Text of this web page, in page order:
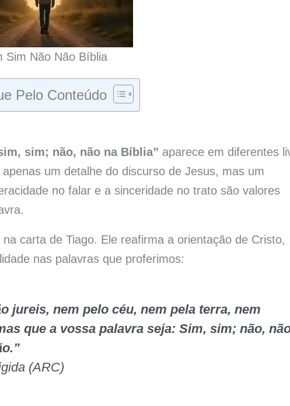
Sim Não Não Bíblia
Pelo Conteúdo
sim; não, não na Bíblia” aparece em diferentes
um detalhe do discurso de Jesus, mas um
no falar e a sinceridade no trato são valores
carta de Tiago. Ele reafirma a orientação de Cristo,
nas palavras que proferimos:
jureis, nem pelo céu, nem pela terra, nem
que a vossa palavra seja: Sim, sim; não,
(ARC)